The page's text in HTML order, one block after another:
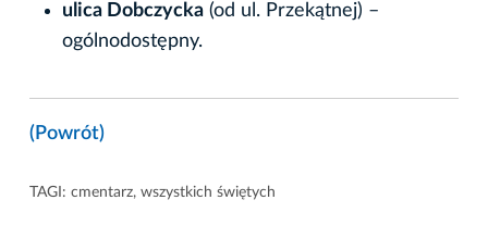
ulica Dobczycka (od ul. Przekątnej) –
ogólnodostępny.
(Powrót)
TAGI: cmentarz, wszystkich świętych